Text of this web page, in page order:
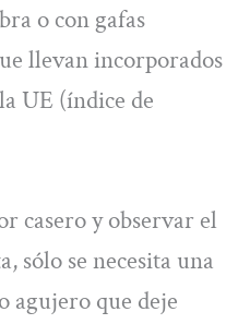
o con gafas
llevan incorporados
UE (índice de
casero y observar el
sólo se necesita una
agujero que deje